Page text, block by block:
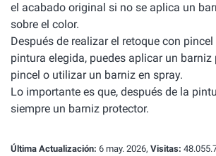
el acabado original si no se aplica un
sobre el color.
Después de realizar el retoque con
pintura elegida, puedes aplicar un barniz
pincel o utilizar un barniz en spray.
Lo importante es que, después de la
siempre un barniz protector.
Última Actualización: 6 may. 2026, Visitas: